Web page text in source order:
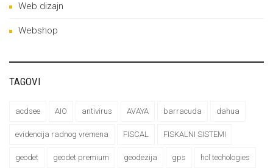
Web dizajn
Webshop
TAGOVI
acdsee AIO antivirus AVAYA barracuda dahua
evidencija radnog vremena FISCAL FISKALNI SISTEMI
geodet geodet premium geodezija gps hcl techologies